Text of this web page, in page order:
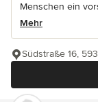
Menschen ein
Mehr
Südstraße 16,